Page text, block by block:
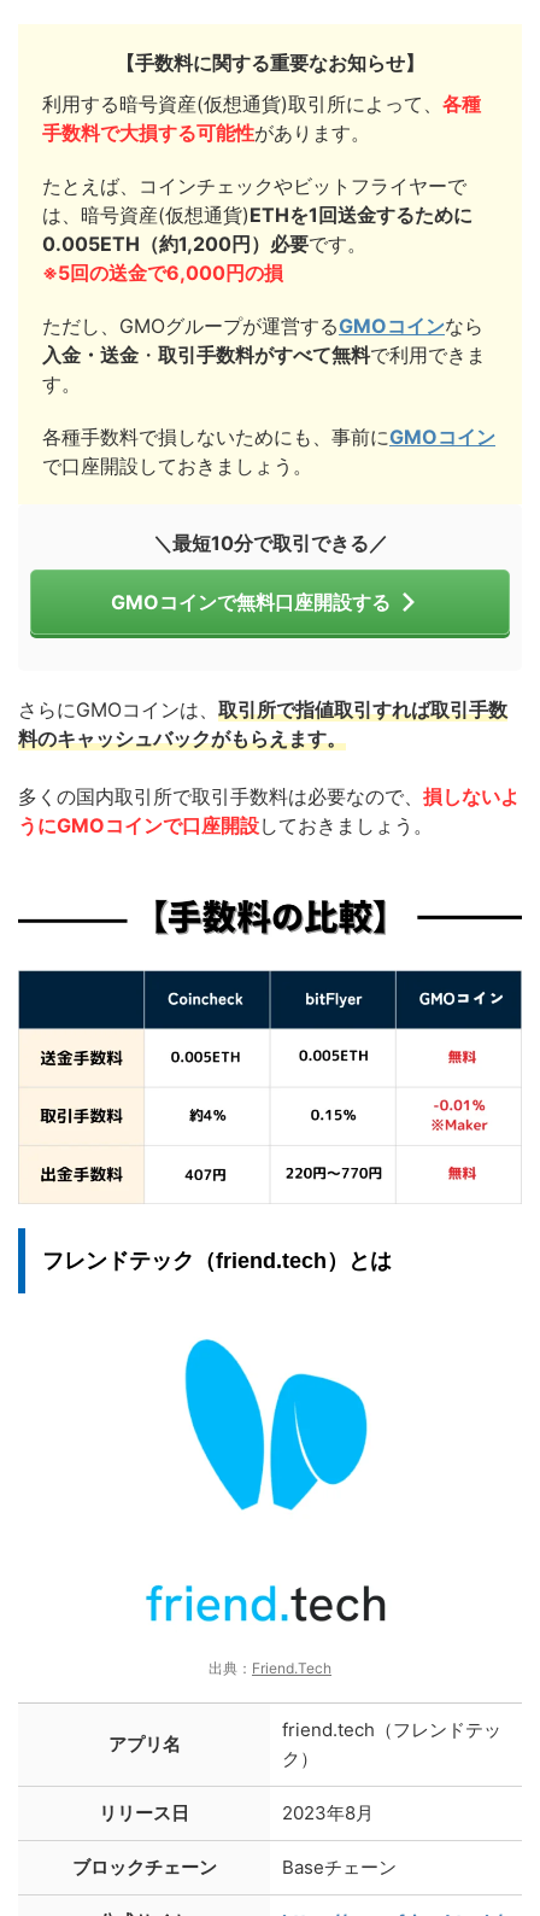
【手数料に関する重要なお知らせ】
利用する暗号資産(仮想通貨)取引所によって、 各種
手数料で大損する可能性があります。
たとえば、コインチェックやビットフライヤーで
は、暗号資産(仮想通貨)ETHを1回送金するために
0.005ETH（約1,200円）必要です。
※5回の送金で6,000円の損
ただし、GMOグループが運営するGMOコインなら
入金・送金 ・ 取引手数料がすべて無料で利用できま
す。
各種手数料で損しないためにも、事前にGMOコイン
で口座開設しておきましょう。
＼最短10分で取引できる／
GMOコインで無料口座開設する
さらにGMOコインは、 取引所で指値取引すれば取引手数
料のキャッシュバックがもらえます。
多くの国内取引所で取引手数料は必要なので、 損しないよ
うにGMOコインで口座開設しておきましょう。
フレンドテック（friend.tech）とは
出典： Friend.Tech
アプリ名
friend.tech（フレンドテッ
ク）
リリース日 2023年8月
ブロックチェーン Baseチェーン